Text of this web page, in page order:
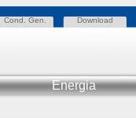
Cond. Gen. Download
Energia